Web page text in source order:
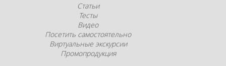
Статьи
Тесты
Видео
Посетить самостоятельно
Виртуальные экскурсии
Промопродукция